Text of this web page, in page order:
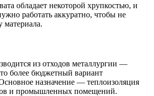
обладает некоторой хрупкостью, и
работать аккуратно, чтобы не
материала.
из отходов металлургии —
более бюджетный вариант
назначение — теплоизоляция
и промышленных помещений.